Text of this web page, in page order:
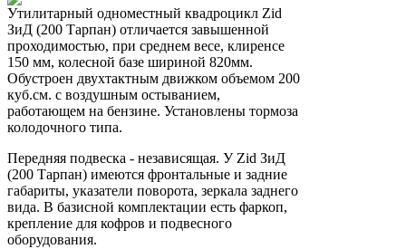
Утилитарный одноместный квадроцикл Zid
ЗиД (200 Тарпан) отличается завышенной
проходимостью, при среднем весе, клиренсе
150 мм, колесной базе шириной 820мм.
Обустроен двухтактным движком объемом 200
куб.см. с воздушным остыванием,
работающем на бензине. Установлены тормоза
колодочного типа.
Передняя подвеска - независящая. У Zid ЗиД
(200 Тарпан) имеются фронтальные и задние
габариты, указатели поворота, зеркала заднего
вида. В базисной комплектации есть фаркоп,
крепление для кофров и подвесного
оборудования.